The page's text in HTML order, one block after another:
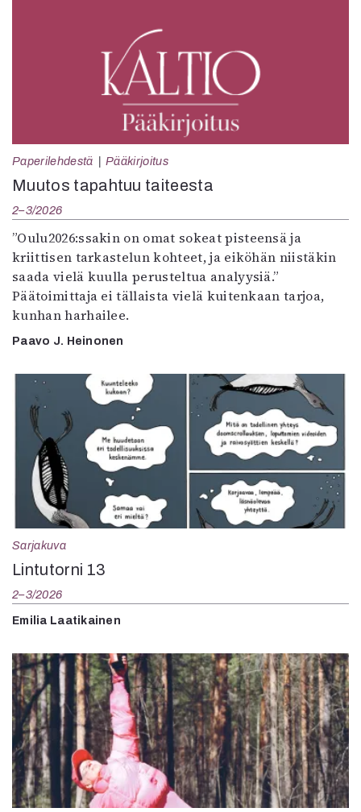
Paperilehdestä Pääkirjoitus
Muutos tapahtuu taiteesta
2–3/2026
”Oulu2026:ssakin on omat sokeat pisteensä ja
kriittisen tarkastelun kohteet, ja eiköhän niistäkin
saada vielä kuulla perusteltua analyysiä.”
Päätoimittaja ei tällaista vielä kuitenkaan tarjoa,
kunhan harhailee.
Paavo J. Heinonen
Sarjakuva
Lintutorni 13
2–3/2026
Emilia Laatikainen